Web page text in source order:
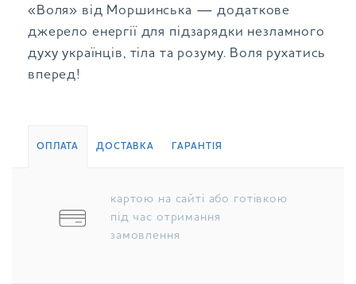
«Воля» від Моршинська — додаткове
джерело енергії для підзарядки незламного
духу українців, тіла та розуму. Воля рухатись
вперед!
ОПЛАТА ДОСТАВКА ГАРАНТІЯ
картою на сайті або готівкою
під час отримання
замовлення